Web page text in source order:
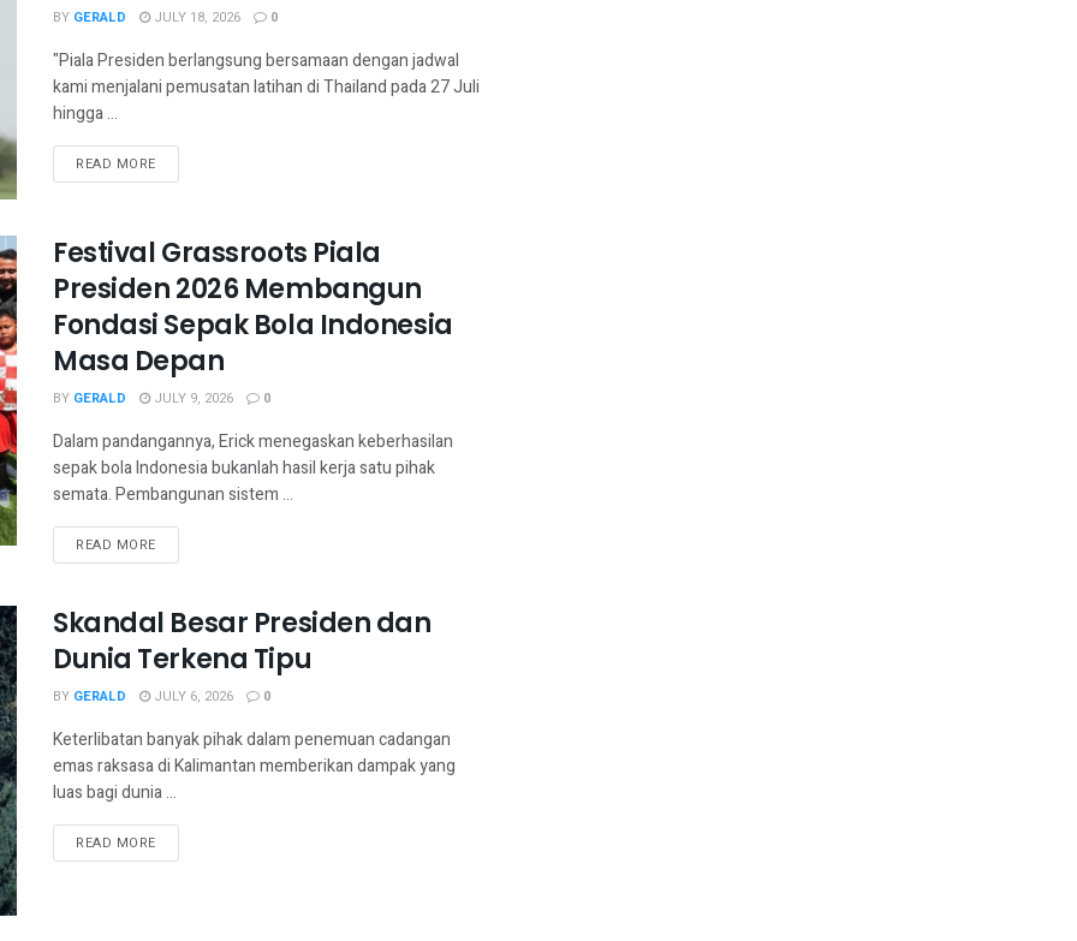
BY GERALD JULY 18, 2026 0
"Piala Presiden berlangsung bersamaan dengan jadwal
kami menjalani pemusatan latihan di Thailand pada 27 Juli
hingga ...
READ MORE
Festival Grassroots Piala
Presiden 2026 Membangun
Fondasi Sepak Bola Indonesia
Masa Depan
BY GERALD JULY 9, 2026 0
Dalam pandangannya, Erick menegaskan keberhasilan
sepak bola Indonesia bukanlah hasil kerja satu pihak
semata. Pembangunan sistem ...
READ MORE
Skandal Besar Presiden dan
Dunia Terkena Tipu
BY GERALD JULY 6, 2026 0
Keterlibatan banyak pihak dalam penemuan cadangan
emas raksasa di Kalimantan memberikan dampak yang
luas bagi dunia ...
READ MORE